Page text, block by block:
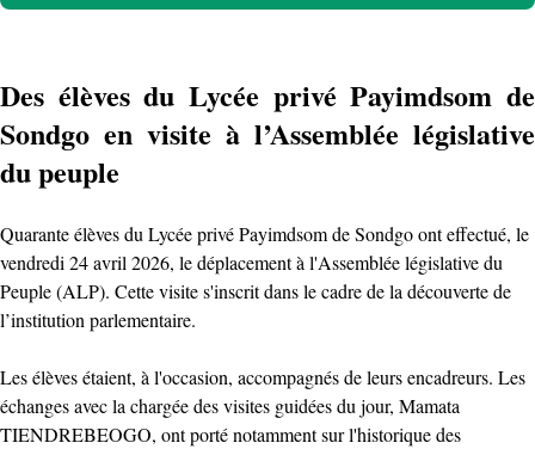
Des élèves du Lycée privé Payimdsom de
Sondgo en visite à l’Assemblée législative
du peuple ‎
Quarante élèves du Lycée privé Payimdsom de Sondgo ont effectué, le
vendredi 24 avril 2026, le déplacement à l'Assemblée législative du
Peuple (ALP). Cette visite s'inscrit dans le cadre de la découverte de
l’institution parlementaire.
Les élèves étaient, à l'occasion, accompagnés de leurs encadreurs. Les
échanges avec la chargée des visites guidées du jour, Mamata
TIENDREBEOGO, ont porté notamment sur l'historique des